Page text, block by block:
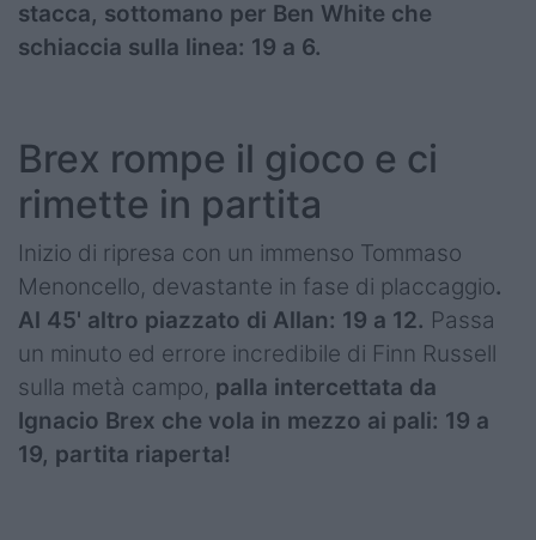
stacca, sottomano per Ben White che
schiaccia sulla linea: 19 a 6.
Brex rompe il gioco e ci
rimette in partita
Inizio di ripresa con un immenso Tommaso
Menoncello, devastante in fase di placcaggio.
Al 45' altro piazzato di Allan: 19 a 12. Passa
un minuto ed errore incredibile di Finn Russell
sulla metà campo, palla intercettata da
Ignacio Brex che vola in mezzo ai pali: 19 a
19, partita riaperta!